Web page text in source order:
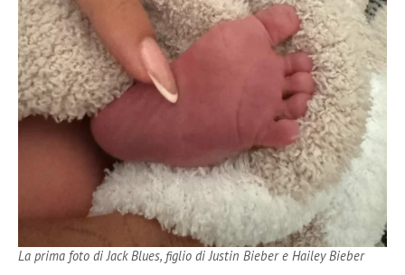
La prima foto di Jack Blues, figlio di Justin Bieber e Hailey Bieber